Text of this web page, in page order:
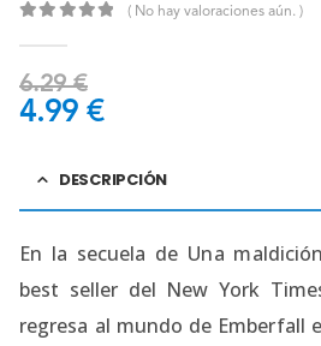
( No hay valoraciones aún. )
6.29€
4.99 €
DESCRIPCIÓN
En la secuela de Una
best seller del New York
regresa al mundo de Emberfall